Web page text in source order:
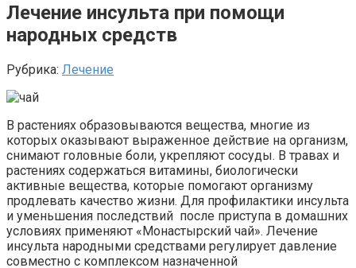
Лечение инсульта при помощи
народных средств
Рубрика: Лечение
В растениях образовываются вещества, многие из
которых оказывают выраженное действие на организм,
снимают головные боли, укрепляют сосуды. В травах и
растениях содержаться витамины, биологически
активные вещества, которые помогают организму
продлевать качество жизни. Для профилактики инсульта
и уменьшения последствий после приступа в домашних
условиях применяют «Монастырский чай». Лечение
инсульта народными средствами регулирует давление
совместно с комплексом назначенной